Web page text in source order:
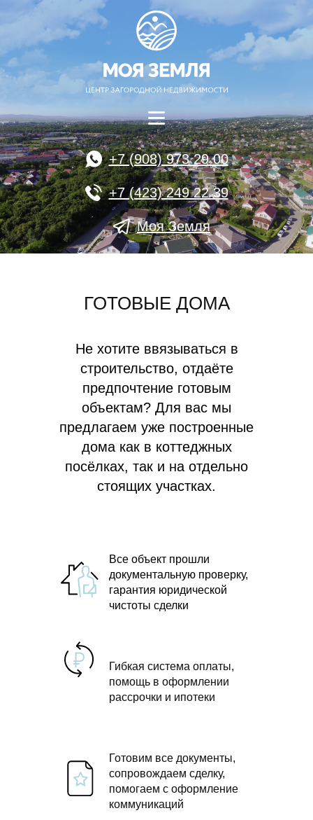
+7 (908) 973 29 00
+7 (423) 249 22 39
Моя Земля
ГОТОВЫЕ ДОМА
Не хотите ввязываться в
строительство, отдаёте
предпочтение готовым
объектам? Для вас мы
предлагаем уже построенные
дома как в коттеджных
посёлках, так и на отдельно
стоящих участках.
Все объект прошли
документальную проверку,
гарантия юридической
чистоты сделки
Гибкая система оплаты,
помощь в оформлении
рассрочки и ипотеки
Готовим все документы,
сопровождаем сделку,
помогаем с оформление
коммуникаций